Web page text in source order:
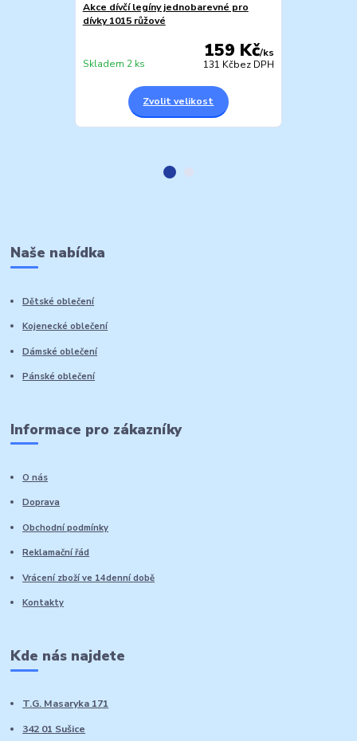
Akce dívčí legíny jednobarevné pro
dívky 1015 růžové
159 Kč/ks
131 Kčbez DPH
Skladem 2 ks
Zvolit velikost
Naše nabídka
Dětské oblečení
Kojenecké oblečení
Dámské oblečení
Pánské oblečení
Informace pro zákazníky
O nás
Doprava
Obchodní podmínky
Reklamační řád
Vrácení zboží ve 14denní době
Kontakty
Kde nás najdete
T.G. Masaryka 171
342 01 Sušice